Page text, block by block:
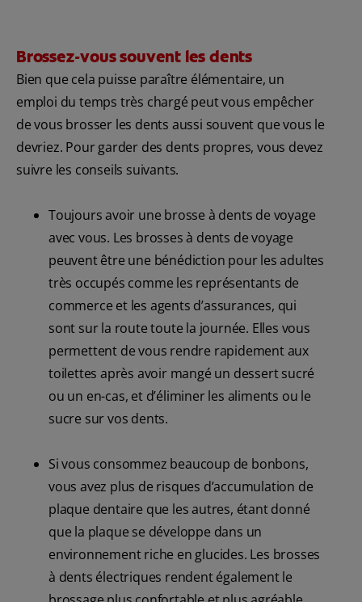
Brossez-vous souvent les dents
Bien que cela puisse paraître élémentaire, un
emploi du temps très chargé peut vous empêcher
de vous brosser les dents aussi souvent que vous le
devriez. Pour garder des dents propres, vous devez
suivre les conseils suivants.
Toujours avoir une brosse à dents de voyage
avec vous. Les brosses à dents de voyage
peuvent être une bénédiction pour les adultes
très occupés comme les représentants de
commerce et les agents d’assurances, qui
sont sur la route toute la journée. Elles vous
permettent de vous rendre rapidement aux
toilettes après avoir mangé un dessert sucré
ou un en-cas, et d’éliminer les aliments ou le
sucre sur vos dents.
Si vous consommez beaucoup de bonbons,
vous avez plus de risques d’accumulation de
plaque dentaire que les autres, étant donné
que la plaque se développe dans un
environnement riche en glucides. Les brosses
à dents électriques rendent également le